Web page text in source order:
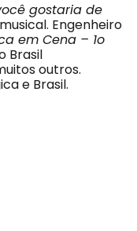
gostaria de
Engenheiro
em Cena – 1o
Brasil
outros.
e Brasil.